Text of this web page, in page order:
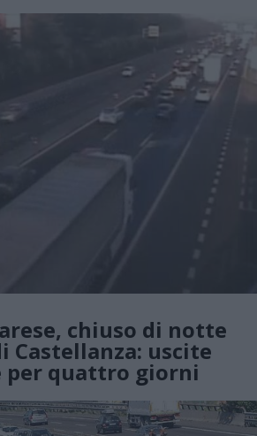
chiuso di notte
Castellanza: uscite
quattro giorni